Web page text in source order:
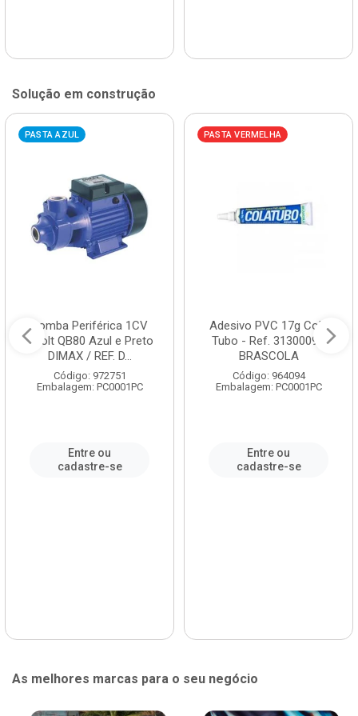
Solução em construção
PASTA AZUL
Bomba Periférica 1CV
Bivolt QB80 Azul e Preto
DIMAX / REF. D...
Código: 972751
Embalagem: PC0001PC
Entre ou
cadastre-se
PASTA VERMELHA
Adesivo PVC 17g Cola
Tubo - Ref. 3130009 -
BRASCOLA
Código: 964094
Embalagem: PC0001PC
Entre ou
cadastre-se
As melhores marcas para o seu negócio